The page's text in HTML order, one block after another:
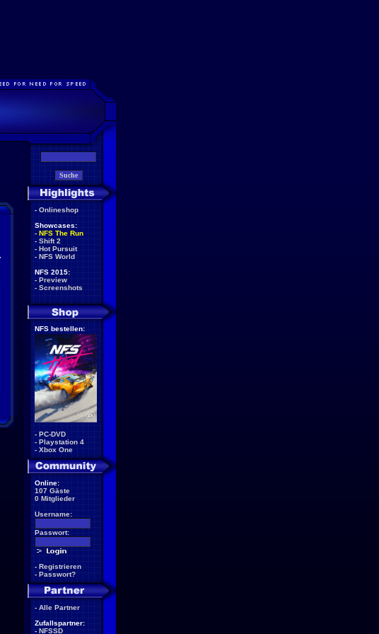
- Onlineshop
Showcases:
- NFS The Run
- Shift 2
- Hot Pursuit
- NFS World
NFS 2015:
- Preview
- Screenshots
NFS bestellen:
- PC-DVD
- Playstation 4
- Xbox One
Online:
107 Gäste
0 Mitglieder
Username:
Passwort:
- Registrieren
- Passwort?
- Alle Partner
Zufallspartner:
- NFSSD